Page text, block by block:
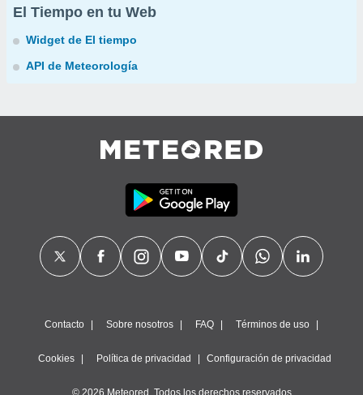
El Tiempo en tu Web
Widget de El tiempo
API de Meteorología
Contacto Sobre nosotros FAQ Términos de uso
Cookies Política de privacidad Configuración de privacidad
© 2026 Meteored. Todos los derechos reservados